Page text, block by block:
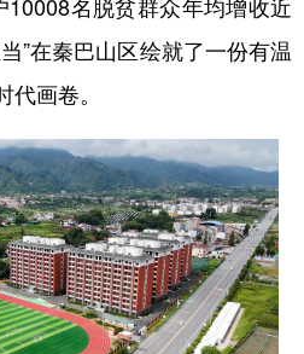
黑龙江
”在秦巴山区绘就了一份有温
画卷。